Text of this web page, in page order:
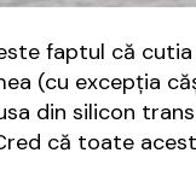
faptul că
(cu excepţia
din silicon
că toate